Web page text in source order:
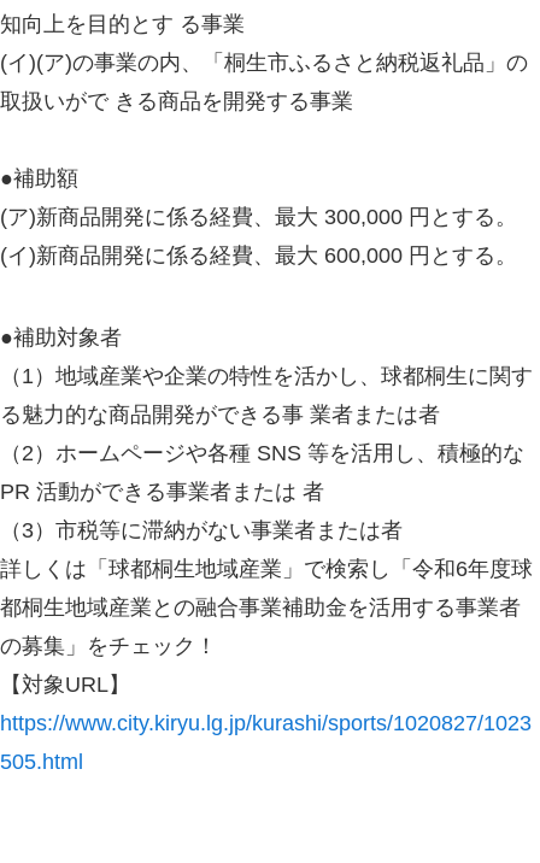
知向上を目的とす る事業
(イ)(ア)の事業の内、「桐生市ふるさと納税返礼品」の
取扱いがで きる商品を開発する事業
●補助額
(ア)新商品開発に係る経費、最大 300,000 円とする。
(イ)新商品開発に係る経費、最大 600,000 円とする。
●補助対象者
（1）地域産業や企業の特性を活かし、球都桐生に関す
る魅力的な商品開発ができる事 業者または者
（2）ホームページや各種 SNS 等を活用し、積極的な
PR 活動ができる事業者または 者
（3）市税等に滞納がない事業者または者
詳しくは「球都桐生地域産業」で検索し「令和6年度球
都桐生地域産業との融合事業補助金を活用する事業者
の募集」をチェック！
【対象URL】
https://www.city.kiryu.lg.jp/kurashi/sports/1020827/1023
505.html